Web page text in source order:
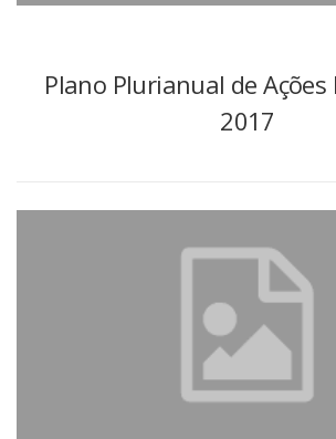
Plano Plurianual de Ações
2017